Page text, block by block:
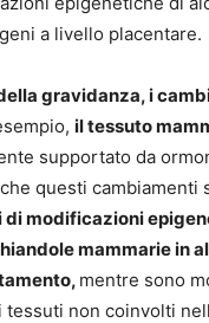
a livello placentare.
gravidanza, i
il tessuto
supportato da
questi
di modificazioni
mammarie in
mentre sono
non coinvolti